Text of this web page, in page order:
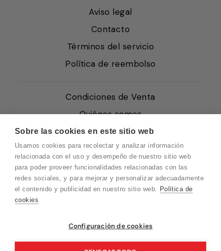
Sobre las cookies en este sitio web
Usamos cookies para recolectar y analizar información
relacionada con el uso y desempeño de nuestro sitio web
para poder proveer funcionalidades relacionadas con las
redes sociales, y para mejorar y personalizar adecuadamente
el contenido y publicidad en nuestro sitio web. Política de
cookies
Configuración de cookies
Aviso legal
Contacto
Términos del servicio
Política de reembolso
Condiciones de Venta
Quiénes somos
Política de Cookies
Protección de Datos
Blog EN
Blog FR
Vuelvo en un momento. Recuerda que
nuestro horario de atención al cliente es de